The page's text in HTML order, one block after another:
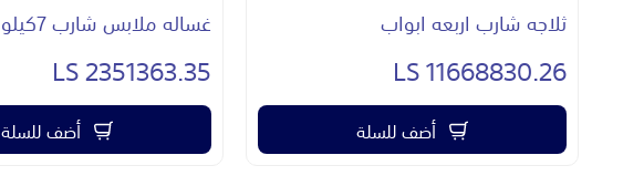
ثلاجه شارب اربعه ابواب
11668830.26 LS
أضف للسلة
غساله ملابس شارب 7كيلو
2351363.35 LS
أضف للسلة